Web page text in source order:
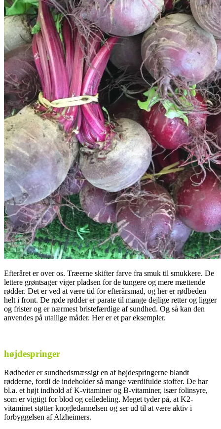
Efteråret er over os. Træerne skifter farve fra smuk til smukkere. De
lettere grøntsager viger pladsen for de tungere og mere mættende
rødder. Det er ved at være tid for efterårsmad, og her er rødbeden
helt i front. De røde rødder er parate til mange dejlige retter og ligger
og frister og er nærmest bristefærdige af sundhed. Og så kan den
anvendes på utallige måder. Her er et par eksempler.
højdespringer
Rødbeder er sundhedsmæssigt en af højdespringerne blandt
rødderne, fordi de indeholder så mange værdifulde stoffer. De har
bl.a. et højt indhold af K-vitaminer og B-vitaminer, især folinsyre,
som er vigtigt for blod og celledeling. Meget tyder på, at K2-
vitaminet støtter knogledannelsen og ser ud til at være aktiv i
forbyggelsen af Alzheimers.